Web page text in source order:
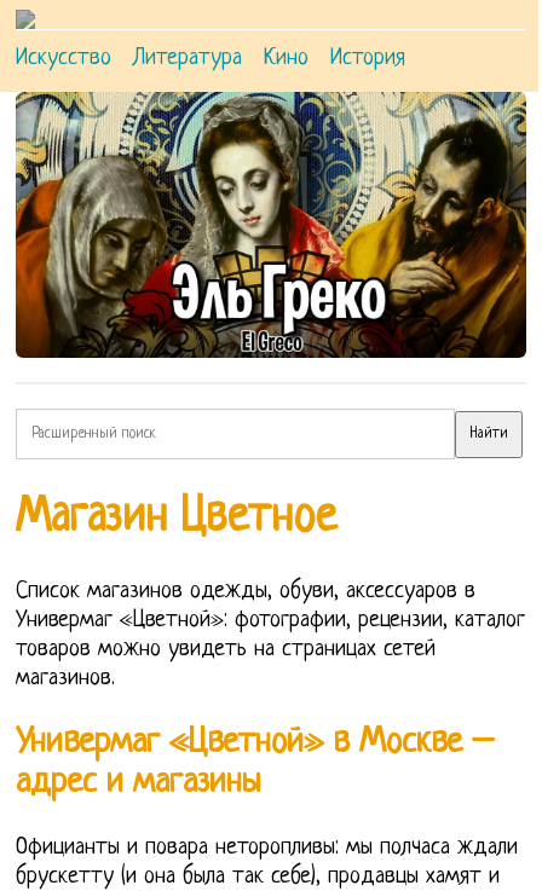
Искусство Литература Кино История
Магазин Цветное
Список магазинов одежды, обуви, аксессуаров в
Универмаг «Цветной»: фотографии, рецензии, каталог
товаров можно увидеть на страницах сетей
магазинов.
Универмаг «Цветной» в Москве –
адрес и магазины
Официанты и повара неторопливы: мы полчаса ждали
брускетту (и она была так себе), продавцы хамят и